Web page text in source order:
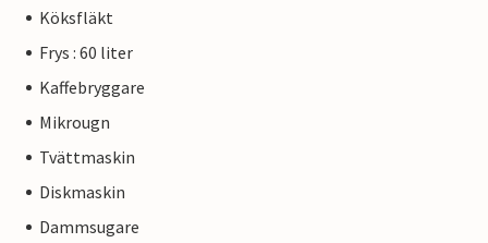
Köksfläkt
Frys : 60 liter
Kaffebryggare
Mikrougn
Tvättmaskin
Diskmaskin
Dammsugare